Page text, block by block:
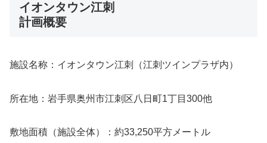
イオンタウン江刺
計画概要
施設名称：イオンタウン江刺（江刺ツインプラザ内）
所在地：岩手県奥州市江刺区八日町1丁目300他
敷地面積（施設全体）：約33,250平方メートル